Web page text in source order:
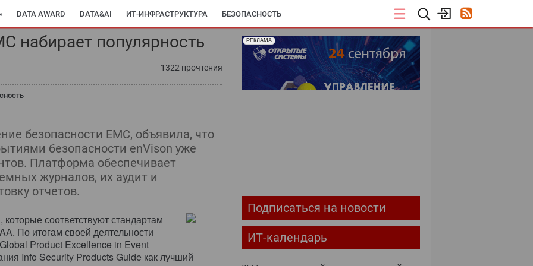
DATA AWARD DATA&AI ИТ-ИНФРАСТРУКТУРА БЕЗОПАСНОСТЬ
МИР ИТ В ЗДРАВООХРАНЕНИИ ПАРТНЕРСКИЕ ПРОЕКТЫ
ПОДПИСКА
набирает популярность
1322 прочтения
безопасности EMC, объявила, что
безопасности enVison уже
Платформа обеспечивает
журналов, их аудит и
отчетов.
соответствуют стандартам
По итогам своей деятельности
Product Excellence in Event
Info Security Products Guide как лучший
РЕКЛАМА
Подписаться на новости
ИТ-календарь